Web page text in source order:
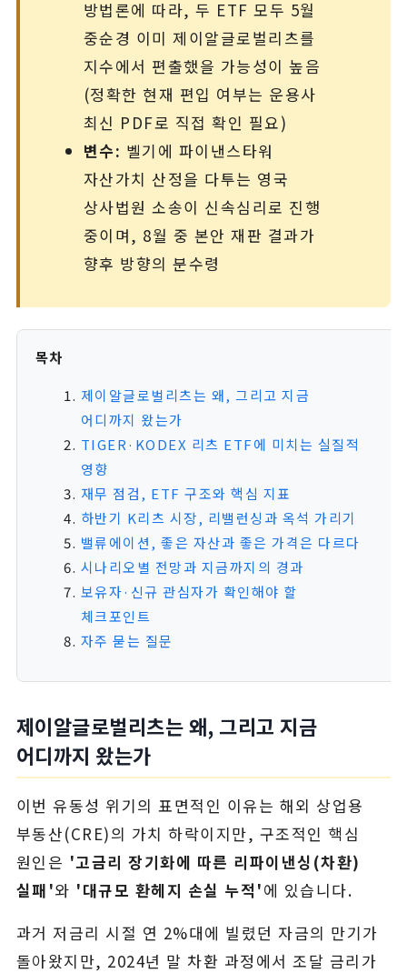
방법론에 따라, 두 ETF 모두 5월
중순경 이미 제이알글로벌리츠를
지수에서 편출했을 가능성이 높음
(정확한 현재 편입 여부는 운용사
최신 PDF로 직접 확인 필요)
변수: 벨기에 파이낸스타워
자산가치 산정을 다투는 영국
상사법원 소송이 신속심리로 진행
중이며, 8월 중 본안 재판 결과가
향후 방향의 분수령
목차
제이알글로벌리츠는 왜, 그리고 지금
어디까지 왔는가
TIGER·KODEX 리츠 ETF에 미치는 실질적
영향
재무 점검, ETF 구조와 핵심 지표
하반기 K리츠 시장, 리밸런싱과 옥석 가리기
밸류에이션, 좋은 자산과 좋은 가격은 다르다
시나리오별 전망과 지금까지의 경과
보유자·신규 관심자가 확인해야 할
체크포인트
자주 묻는 질문
제이알글로벌리츠는 왜, 그리고 지금
어디까지 왔는가
이번 유동성 위기의 표면적인 이유는 해외 상업용
부동산(CRE)의 가치 하락이지만, 구조적인 핵심
원인은 '고금리 장기화에 따른 리파이낸싱(차환)
실패'와 '대규모 환헤지 손실 누적'에 있습니다.
과거 저금리 시절 연 2%대에 빌렸던 자금의 만기가
돌아왔지만, 2024년 말 차환 과정에서 조달 금리가